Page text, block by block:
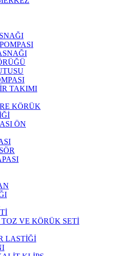
TAKIMI
KÖRÜK
ÖN
VE KÖRÜK SETİ
LASTİĞİ